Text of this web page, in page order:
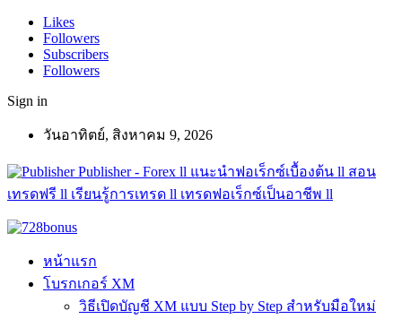
Likes
Followers
Subscribers
Followers
Sign in
วันอาทิตย์, สิงหาคม 9, 2026
Publisher - Forex ll แนะนำฟอเร็กซ์เบื้องต้น ll สอน
เทรดฟรี ll เรียนรู้การเทรด ll เทรดฟอเร็กซ์เป็นอาชีพ ll
หน้าแรก
โบรกเกอร์ XM
วิธีเปิดบัญชี XM แบบ Step by Step สำหรับมือใหม่